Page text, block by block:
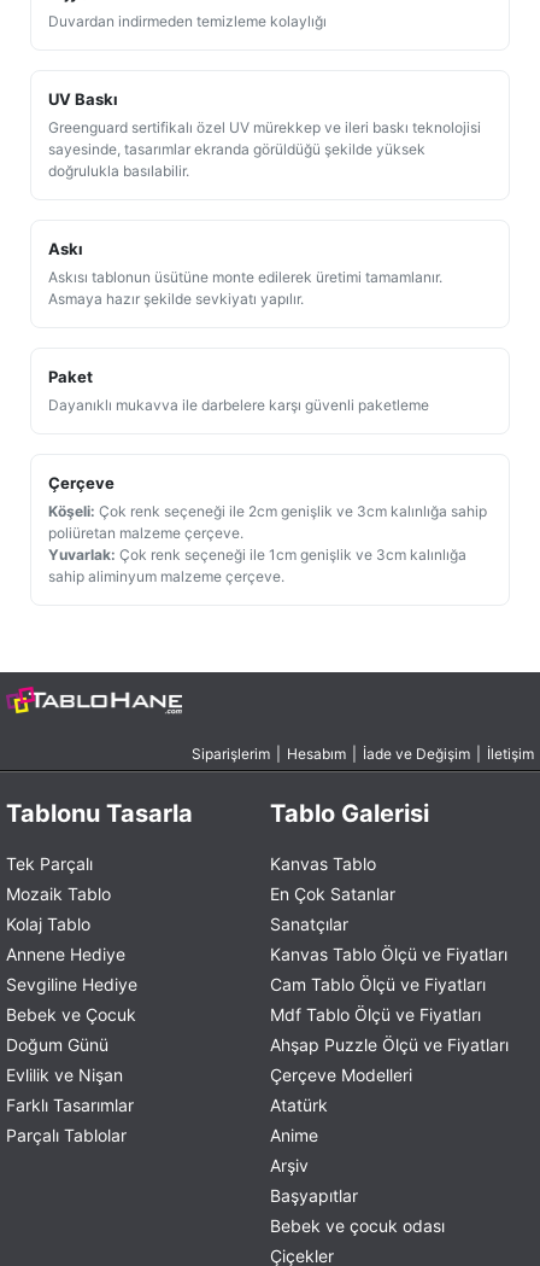
Duvardan indirmeden temizleme kolaylığı
UV Baskı
Greenguard sertifikalı özel UV mürekkep ve ileri baskı teknolojisi
sayesinde, tasarımlar ekranda görüldüğü şekilde yüksek
doğrulukla basılabilir.
Askı
Askısı tablonun üsütüne monte edilerek üretimi tamamlanır.
Asmaya hazır şekilde sevkiyatı yapılır.
Paket
Dayanıklı mukavva ile darbelere karşı güvenli paketleme
Çerçeve
Köşeli: Çok renk seçeneği ile 2cm genişlik ve 3cm kalınlığa sahip
poliüretan malzeme çerçeve.
Yuvarlak: Çok renk seçeneği ile 1cm genişlik ve 3cm kalınlığa
sahip aliminyum malzeme çerçeve.
Siparişlerim Hesabım İade ve Değişim İletişim
Tablonu Tasarla
Tek Parçalı
Mozaik Tablo
Kolaj Tablo
Annene Hediye
Sevgiline Hediye
Bebek ve Çocuk
Doğum Günü
Evlilik ve Nişan
Farklı Tasarımlar
Parçalı Tablolar
Tablo Galerisi
Kanvas Tablo
En Çok Satanlar
Sanatçılar
Kanvas Tablo Ölçü ve Fiyatları
Cam Tablo Ölçü ve Fiyatları
Mdf Tablo Ölçü ve Fiyatları
Ahşap Puzzle Ölçü ve Fiyatları
Çerçeve Modelleri
Atatürk
Anime
Arşiv
Başyapıtlar
Bebek ve çocuk odası
Çiçekler